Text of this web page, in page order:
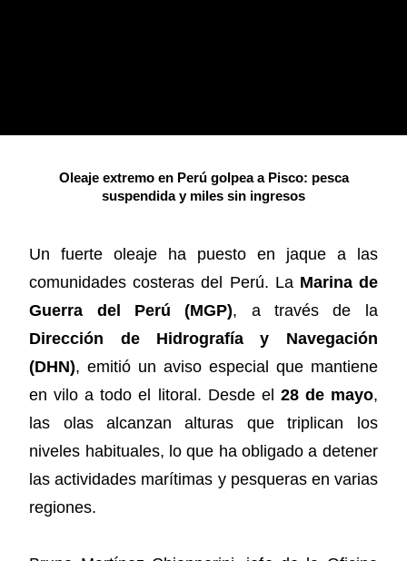
Oleaje extremo en Perú golpea a Pisco: pesca
suspendida y miles sin ingresos
Un fuerte oleaje ha puesto en jaque a las
comunidades costeras del Perú. La Marina de
Guerra del Perú (MGP), a través de la
Dirección de Hidrografía y Navegación
(DHN), emitió un aviso especial que mantiene
en vilo a todo el litoral. Desde el 28 de mayo,
las olas alcanzan alturas que triplican los
niveles habituales, lo que ha obligado a detener
las actividades marítimas y pesqueras en varias
regiones.